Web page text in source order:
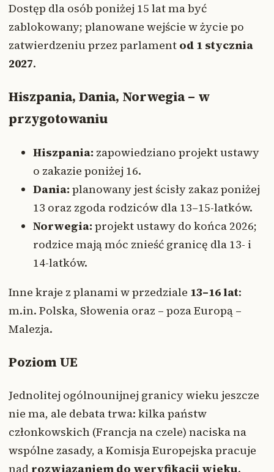
Dostęp dla osób poniżej 15 lat ma być
zablokowany; planowane wejście w życie po
zatwierdzeniu przez parlament od 1 stycznia
2027.
Hiszpania, Dania, Norwegia – w
przygotowaniu
Hiszpania: zapowiedziano projekt ustawy
o zakazie poniżej 16.
Dania: planowany jest ścisły zakaz poniżej
13 oraz zgoda rodziców dla 13–15-latków.
Norwegia: projekt ustawy do końca 2026;
rodzice mają móc znieść granicę dla 13- i
14-latków.
Inne kraje z planami w przedziale 13–16 lat:
m.in. Polska, Słowenia oraz – poza Europą –
Malezja.
Poziom UE
Jednolitej ogólnounijnej granicy wieku jeszcze
nie ma, ale debata trwa: kilka państw
członkowskich (Francja na czele) naciska na
wspólne zasady, a Komisja Europejska pracuje
nad rozwiązaniem do weryfikacji wieku.